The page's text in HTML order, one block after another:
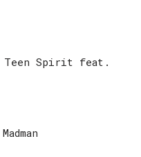
Teen Spirit feat.